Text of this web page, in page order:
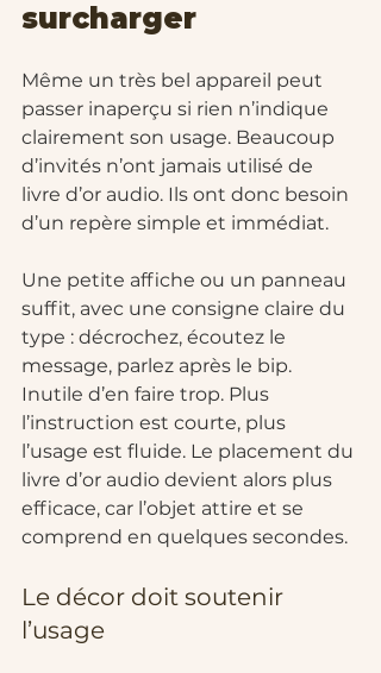
surcharger
Même un très bel appareil peut
passer inaperçu si rien n’indique
clairement son usage. Beaucoup
d’invités n’ont jamais utilisé de
livre d’or audio. Ils ont donc besoin
d’un repère simple et immédiat.
Une petite affiche ou un panneau
suffit, avec une consigne claire du
type : décrochez, écoutez le
message, parlez après le bip.
Inutile d’en faire trop. Plus
l’instruction est courte, plus
l’usage est fluide. Le placement du
livre d’or audio devient alors plus
efficace, car l’objet attire et se
comprend en quelques secondes.
Le décor doit soutenir
l’usage